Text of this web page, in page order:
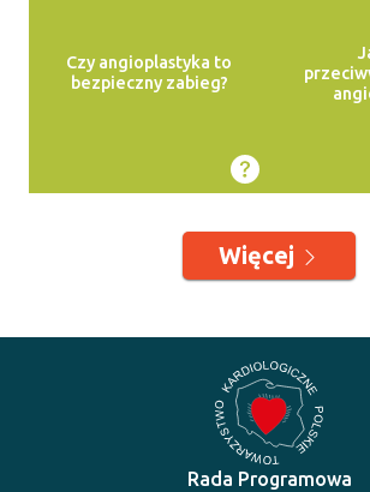
Czy angioplastyka to
bezpieczny zabieg?
Więcej
Rada Programowa